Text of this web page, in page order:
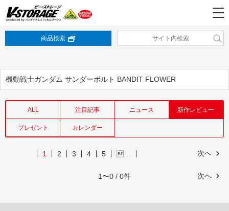
商品検索
機動戦士ガンダム サンダーボルト BANDIT FLOWER
ALL 注目記事 ニュース 新作レビュー
プレゼント カレンダー
次へ
1 2 3 4 5 …
次へ
1〜0 / 0件